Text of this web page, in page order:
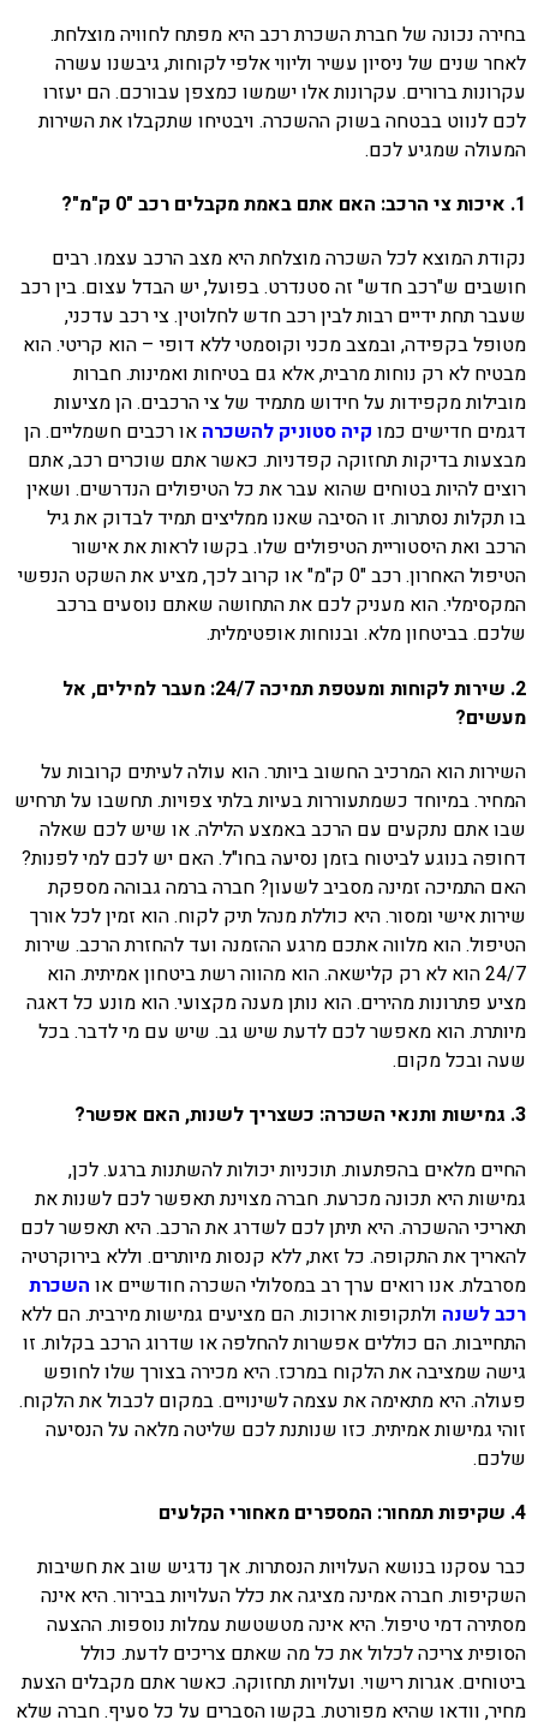
בחירה נכונה של חברת השכרת רכב היא מפתח לחוויה מוצלחת.
לאחר שנים של ניסיון עשיר וליווי אלפי לקוחות, גיבשנו עשרה
עקרונות ברורים. עקרונות אלו ישמשו כמצפן עבורכם. הם יעזרו
לכם לנווט בבטחה בשוק ההשכרה. ויבטיחו שתקבלו את השירות
המעולה שמגיע לכם.
1. איכות צי הרכב: האם אתם באמת מקבלים רכב "0 ק"מ"?
נקודת המוצא לכל השכרה מוצלחת היא מצב הרכב עצמו. רבים
חושבים ש"רכב חדש" זה סטנדרט. בפועל, יש הבדל עצום. בין רכב
שעבר תחת ידיים רבות לבין רכב חדש לחלוטין. צי רכב עדכני,
מטופל בקפידה, ובמצב מכני וקוסמטי ללא דופי – הוא קריטי. הוא
מבטיח לא רק נוחות מרבית, אלא גם בטיחות ואמינות. חברות
מובילות מקפידות על חידוש מתמיד של צי הרכבים. הן מציעות
דגמים חדישים כמו קיה סטוניק להשכרה או רכבים חשמליים. הן
מבצעות בדיקות תחזוקה קפדניות. כאשר אתם שוכרים רכב, אתם
רוצים להיות בטוחים שהוא עבר את כל הטיפולים הנדרשים. ושאין
בו תקלות נסתרות. זו הסיבה שאנו ממליצים תמיד לבדוק את גיל
הרכב ואת היסטוריית הטיפולים שלו. בקשו לראות את אישור
הטיפול האחרון. רכב "0 ק"מ" או קרוב לכך, מציע את השקט הנפשי
המקסימלי. הוא מעניק לכם את התחושה שאתם נוסעים ברכב
שלכם. בביטחון מלא. ובנוחות אופטימלית.
2. שירות לקוחות ומעטפת תמיכה 24/7: מעבר למילים, אל
מעשים?
השירות הוא המרכיב החשוב ביותר. הוא עולה לעיתים קרובות על
המחיר. במיוחד כשמתעוררות בעיות בלתי צפויות. תחשבו על תרחיש
שבו אתם נתקעים עם הרכב באמצע הלילה. או שיש לכם שאלה
דחופה בנוגע לביטוח בזמן נסיעה בחו"ל. האם יש לכם למי לפנות?
האם התמיכה זמינה מסביב לשעון? חברה ברמה גבוהה מספקת
שירות אישי ומסור. היא כוללת מנהל תיק לקוח. הוא זמין לכל אורך
הטיפול. הוא מלווה אתכם מרגע ההזמנה ועד להחזרת הרכב. שירות
24/7 הוא לא רק קלישאה. הוא מהווה רשת ביטחון אמיתית. הוא
מציע פתרונות מהירים. הוא נותן מענה מקצועי. הוא מונע כל דאגה
מיותרת. הוא מאפשר לכם לדעת שיש גב. שיש עם מי לדבר. בכל
שעה ובכל מקום.
3. גמישות ותנאי השכרה: כשצריך לשנות, האם אפשר?
החיים מלאים בהפתעות. תוכניות יכולות להשתנות ברגע. לכן,
גמישות היא תכונה מכרעת. חברה מצוינת תאפשר לכם לשנות את
תאריכי ההשכרה. היא תיתן לכם לשדרג את הרכב. היא תאפשר לכם
להאריך את התקופה. כל זאת, ללא קנסות מיותרים. וללא בירוקרטיה
מסרבלת. אנו רואים ערך רב במסלולי השכרה חודשיים או השכרת
רכב לשנה ולתקופות ארוכות. הם מציעים גמישות מירבית. הם ללא
התחייבות. הם כוללים אפשרות להחלפה או שדרוג הרכב בקלות. זו
גישה שמציבה את הלקוח במרכז. היא מכירה בצורך שלו לחופש
פעולה. היא מתאימה את עצמה לשינויים. במקום לכבול את הלקוח.
זוהי גמישות אמיתית. כזו שנותנת לכם שליטה מלאה על הנסיעה
שלכם.
4. שקיפות תמחור: המספרים מאחורי הקלעים
כבר עסקנו בנושא העלויות הנסתרות. אך נדגיש שוב את חשיבות
השקיפות. חברה אמינה מציגה את כלל העלויות בבירור. היא אינה
מסתירה דמי טיפול. היא אינה מטשטשת עמלות נוספות. ההצעה
הסופית צריכה לכלול את כל מה שאתם צריכים לדעת. כולל
ביטוחים. אגרות רישוי. ועלויות תחזוקה. כאשר אתם מקבלים הצעת
מחיר, וודאו שהיא מפורטת. בקשו הסברים על כל סעיף. חברה שלא